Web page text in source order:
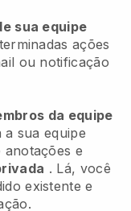
sua equipe
ações
ou notificação
da equipe
sua equipe
e
. Lá, você
existente e